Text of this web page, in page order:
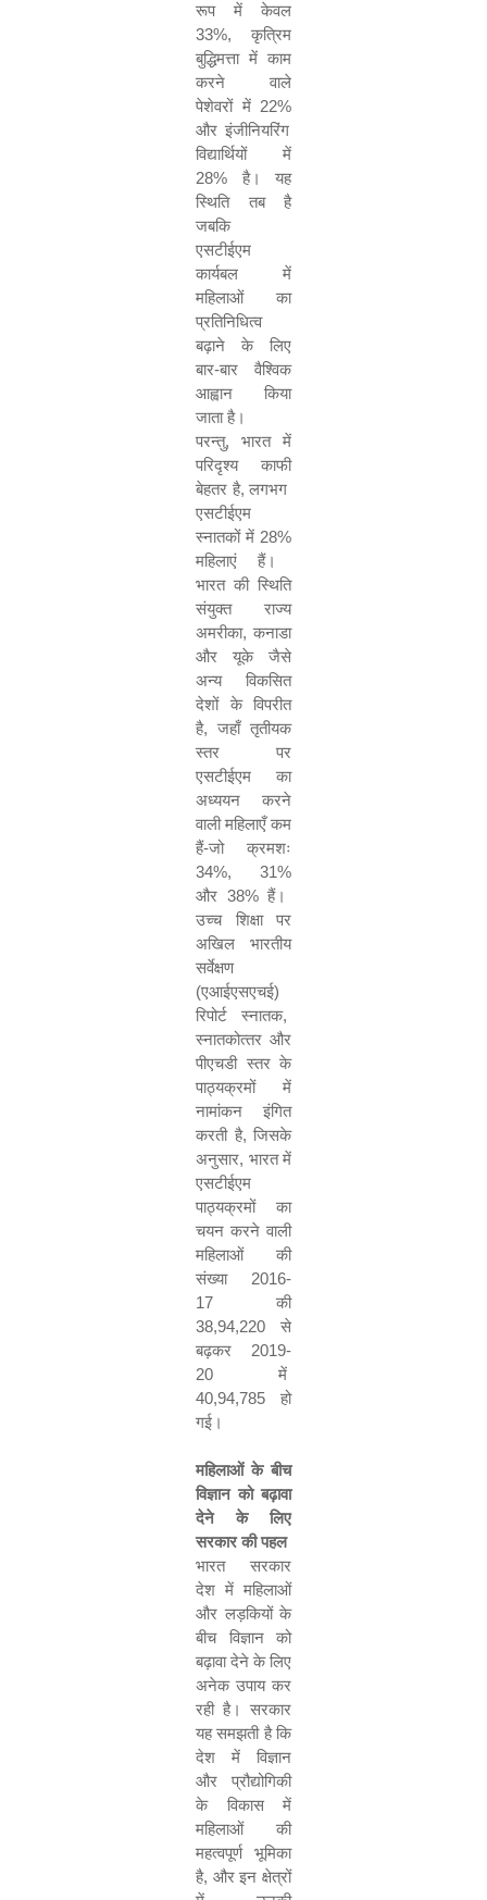
रूप में केवल
33%,
कृत्रिम
बुद्धिमत्ता में काम
करने वाले
पेशेवरों में 22%
और इंजीनियरिंग
विद्यार्थियों में
28% है। यह
स्थिति तब है
जबकि
एसटीईएम
कार्यबल में
महिलाओं का
प्रतिनिधित्व
बढ़ाने के लिए
बार-बार वैश्विक
आह्वान किया
जाता है।
परन्‍तु, भारत में
परिदृश्य काफी
बेहतर है, लगभग
एसटीईएम
स्नातकों में 28%
महिलाएं हैं।
भारत की स्थिति
संयुक्त राज्य
अमरीका, कनाडा
और यूके जैसे
अन्य विकसित
देशों के विपरीत
है, जहाँ तृतीयक
स्तर पर
एसटीईएम का
अध्ययन करने
वाली महिलाएँ कम
हैं-जो क्रमशः
34%, 31%
और 38%हैं।
उच्च शिक्षा पर
अखिल भारतीय
सर्वेक्षण
(एआईएसएचई)
रिपोर्ट स्नातक,
स्‍नातकोत्‍तर और
पीएचडी स्तर के
पाठ्यक्रमों में
नामांकन इंगित
करती है, जिसके
अनुसार, भारत में
एसटीईएम
पाठ्यक्रमों का
चयन करने वाली
महिलाओं की
संख्या 2016-
17
की
38,94,220 से
बढ़कर 2019-
20 में
40,94,785 हो
गई।
महिलाओं के बीच
विज्ञान को बढ़ावा
देने के लिए
सरकार की पहल
भारत सरकार
देश में महिलाओं
और लड़कियों के
बीच विज्ञान को
बढ़ावा देने के लिए
अनेक‍ उपाय कर
रही है। सरकार
यह समझती है कि
देश में विज्ञान
और प्रौद्योगिकी
के विकास में
महिलाओं की
महत्वपूर्ण भूमिका
है, और इन क्षेत्रों